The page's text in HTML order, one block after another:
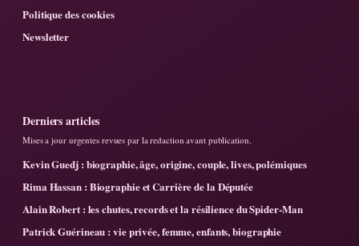
Politique des cookies
Newsletter
Derniers articles
Mises a jour urgentes revues par la redaction avant publication.
Kevin Guedj : biographie, âge, origine, couple, lives, polémiques
Rima Hassan : Biographie et Carrière de la Députée
Alain Robert : les chutes, records et la résilience du Spider-Man
Patrick Guérineau : vie privée, femme, enfants, biographie